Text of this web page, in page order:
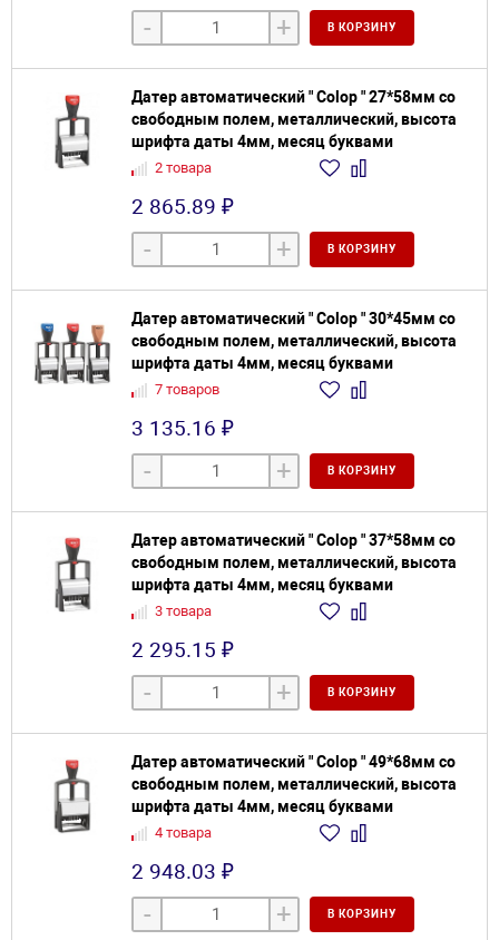
- + В КОРЗИНУ
Датер автоматический " Colop " 27*58мм со
свободным полем, металлический, высота
шрифта даты 4мм, месяц буквами
2 товара
2 865.89 ₽
- + В КОРЗИНУ
Датер автоматический " Colop " 30*45мм со
свободным полем, металлический, высота
шрифта даты 4мм, месяц буквами
7 товаров
3 135.16 ₽
- + В КОРЗИНУ
Датер автоматический " Colop " 37*58мм со
свободным полем, металлический, высота
шрифта даты 4мм, месяц буквами
3 товара
2 295.15 ₽
- + В КОРЗИНУ
Датер автоматический " Colop " 49*68мм со
свободным полем, металлический, высота
шрифта даты 4мм, месяц буквами
4 товара
2 948.03 ₽
- + В КОРЗИНУ